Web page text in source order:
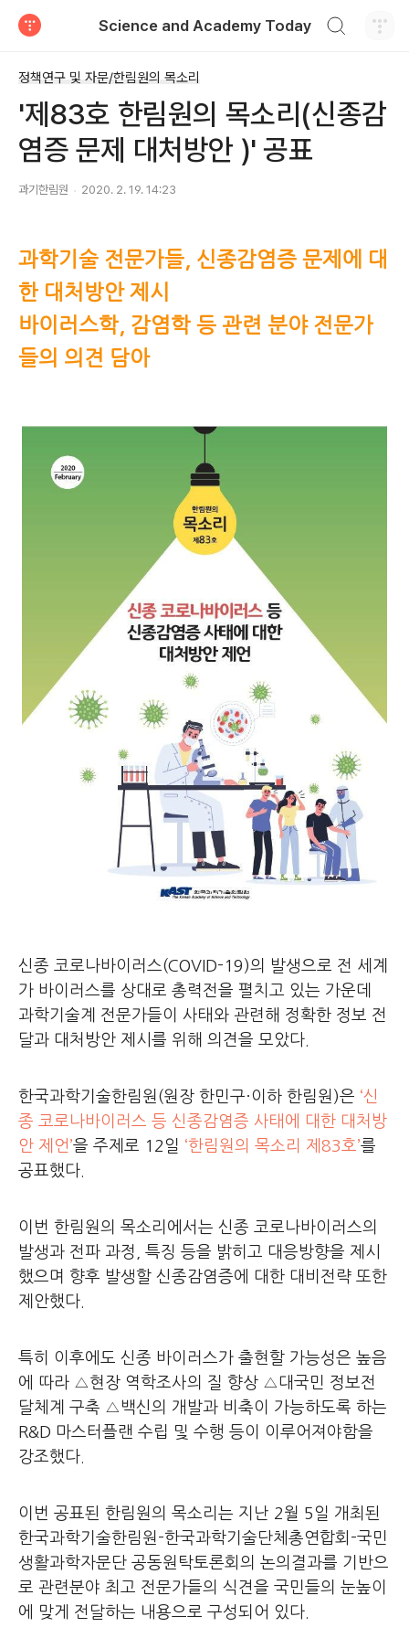
Science and Academy Today
정책연구 및 자문/한림원의 목소리
'제83호 한림원의 목소리(신종감
염증 문제 대처방안 )' 공표
과기한림원 2020. 2. 19. 14:23
과학기술 전문가들, 신종감염증 문제에 대
한 대처방안 제시
바이러스학, 감염학 등 관련 분야 전문가
들의 의견 담아
신종 코로나바이러스(COVID-19)의 발생으로 전 세계
가 바이러스를 상대로 총력전을 펼치고 있는 가운데
과학기술계 전문가들이 사태와 관련해 정확한 정보 전
달과 대처방안 제시를 위해 의견을 모았다.
한국과학기술한림원(원장 한민구·이하 한림원)은 ‘신
종 코로나바이러스 등 신종감염증 사태에 대한 대처방
안 제언’을 주제로 12일 ‘한림원의 목소리 제83호’를
공표했다.
이번 한림원의 목소리에서는 신종 코로나바이러스의
발생과 전파 과정, 특징 등을 밝히고 대응방향을 제시
했으며 향후 발생할 신종감염증에 대한 대비전략 또한
제안했다.
특히 이후에도 신종 바이러스가 출현할 가능성은 높음
에 따라 △현장 역학조사의 질 향상 △대국민 정보전
달체계 구축 △백신의 개발과 비축이 가능하도록 하는
R&D 마스터플랜 수립 및 수행 등이 이루어져야함을
강조했다.
이번 공표된 한림원의 목소리는 지난 2월 5일 개최된
한국과학기술한림원-한국과학기술단체총연합회-국민
생활과학자문단 공동원탁토론회의 논의결과를 기반으
로 관련분야 최고 전문가들의 식견을 국민들의 눈높이
에 맞게 전달하는 내용으로 구성되어 있다.